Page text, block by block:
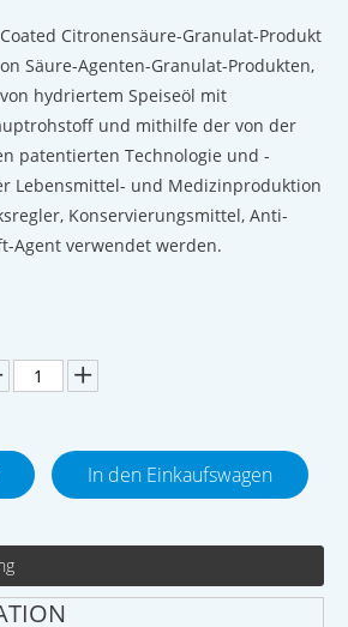
Citronensäure-Granulat-Produkt
Säure-Agenten-Granulat-Produkten,
hydriertem Speiseöl mit
und mithilfe der von der
patentierten Technologie und -
Lebensmittel- und Medizinproduktion
Konservierungsmittel, Anti-
Agent verwendet werden.
In den Einkaufswagen